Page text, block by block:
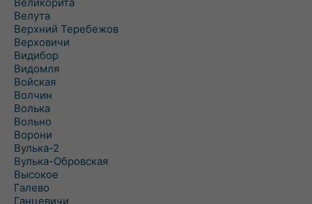
Велута
Верхний Теребежов
Верховичи
Видибор
Видомля
Войская
Волчин
Волька
Вольно
Ворони
Вулька-2
Вулька-Обровская
Высокое
Галево
Ганцевичи